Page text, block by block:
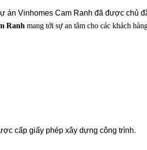
án Vinhomes Cam Ranh đã được chủ
Ranh mang tới sự an tâm cho các khách
cấp giấy phép xây dựng công trình.